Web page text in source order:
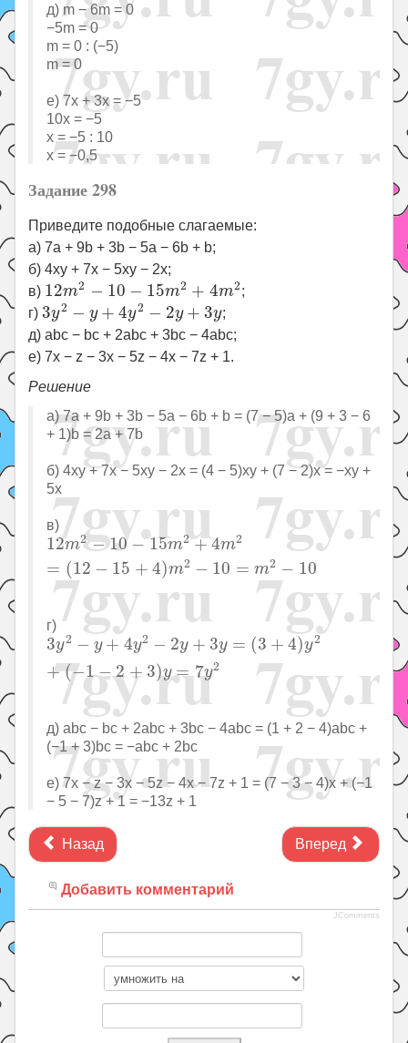
д) m − 6m = 0
−5m = 0
m = 0 : (−5)
m = 0
е) 7x + 3x = −5
10x = −5
x = −5 : 10
x = −0,5
Задание 298
Приведите подобные слагаемые:
а) 7a + 9b + 3b − 5a − 6b + b;
б) 4xy + 7x − 5xy − 2x;
в) 12m2 − 10 − 15m2 + 4m2
12 m2 10−15m 2 +4 m 2
;
г) 3y2 − y + 4y2 − 2y + 3y
3 y2 4 2 −2 +3
;
д) abc − bc + 2abc + 3bc − 4abc;
е) 7x − z − 3x − 5z − 4x − 7z + 1.
Решение
а) 7a + 9b + 3b − 5a − 6b + b = (7 − 5)a + (9 + 3 − 6
+ 1)b = 2a + 7b
б) 4xy + 7x − 5xy − 2x = (4 − 5)xy + (7 − 2)x = −xy +
5x
в)
12m2 −10 −15m2 +4m2
= (12 − 15 + 4)m2 − 10 = m2 − 10
12m2−10−15m2 +4m2 (12 −15 +4)m2 −10= 2
г)
3y2 − y + 4y2 − 2y + 3y = (3 + 4)y2
+(−1− 2 + 3)y = 7y2
3 y2 −y+4y2 −2 +3 = 3 2+ ( −1−2+
д) abc − bc + 2abc + 3bc − 4abc = (1 + 2 − 4)abc +
(−1 + 3)bc = −abc + 2bc
е) 7x − z − 3x − 5z − 4x − 7z + 1 = (7 − 3 − 4)x + (−1
− 5 − 7)z + 1 = −13z + 1
Назад Вперед
Добавить комментарий
JComments